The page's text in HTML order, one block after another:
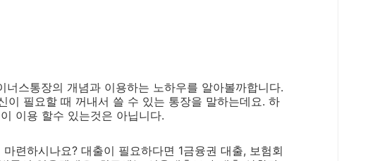
스통장의 개념과 이용하는 노하우를 알아볼까합니다.
이 필요할 때 꺼내서 쓸 수 있는 통장을 말하는데요. 하
이용 할수 있는것은 아닙니다.
련하시나요? 대출이 필요하다면 1금융권 대출, 보험회